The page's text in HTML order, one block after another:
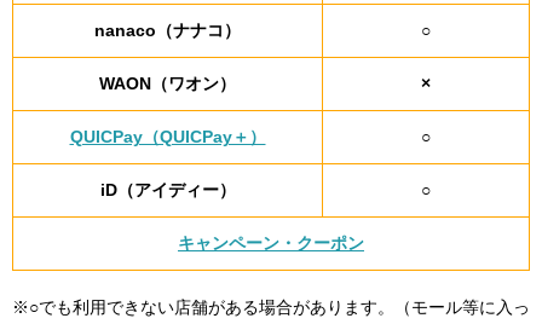
nanaco（ナナコ） ○
WAON（ワオン） ×
QUICPay（QUICPay＋） ○
iD（アイディー） ○
キャンペーン・クーポン
※○でも利用できない店舗がある場合があります。（モール等に入っ